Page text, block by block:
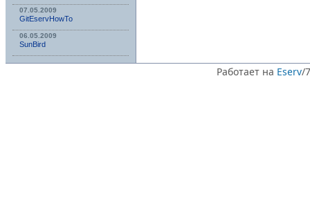
07.05.2009
GitEservHowTo
06.05.2009
SunBird
Работает на Eserv/